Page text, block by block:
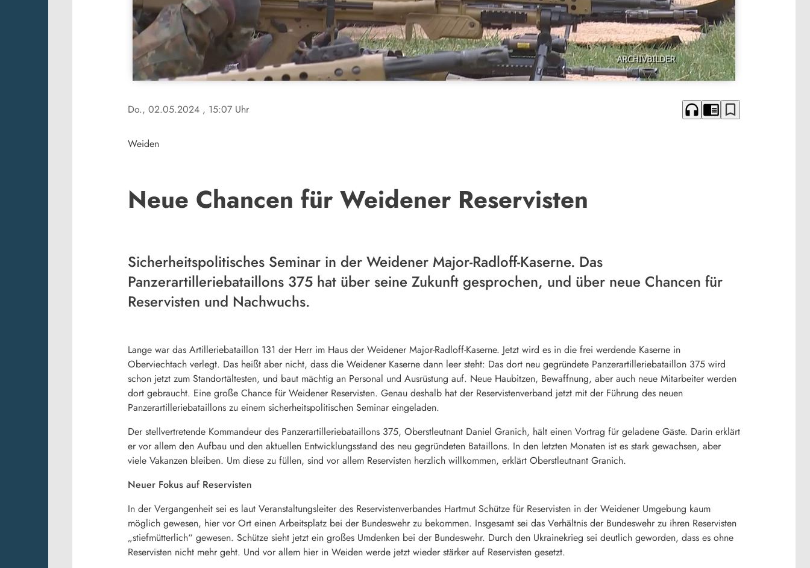
Do., 02.05.2024 , 15:07 Uhr headphones chrome_reader_mode bookmark_border
Weiden
Neue Chancen für Weidener Reservisten
Sicherheitspolitisches Seminar in der Weidener Major-Radloff-Kaserne. Das
Panzerartilleriebataillons 375 hat über seine Zukunft gesprochen, und über neue Chancen für
Reservisten und Nachwuchs.
Lange war das Artilleriebataillon 131 der Herr im Haus der Weidener Major-Radloff-Kaserne. Jetzt wird es in die frei werdende Kaserne in
Oberviechtach verlegt. Das heißt aber nicht, dass die Weidener Kaserne dann leer steht: Das dort neu gegründete Panzerartilleriebataillon 375 wird
schon jetzt zum Standortältesten, und baut mächtig an Personal und Ausrüstung auf. Neue Haubitzen, Bewaffnung, aber auch neue Mitarbeiter werden
dort gebraucht. Eine große Chance für Weidener Reservisten. Genau deshalb hat der Reservistenverband jetzt mit der Führung des neuen
Panzerartilleriebataillons zu einem sicherheitspolitischen Seminar eingeladen.
Der stellvertretende Kommandeur des Panzerartilleriebataillons 375, Oberstleutnant Daniel Granich, hält einen Vortrag für geladene Gäste. Darin erklärt
er vor allem den Aufbau und den aktuellen Entwicklungsstand des neu gegründeten Bataillons. In den letzten Monaten ist es stark gewachsen, aber
viele Vakanzen bleiben. Um diese zu füllen, sind vor allem Reservisten herzlich willkommen, erklärt Oberstleutnant Granich.
Neuer Fokus auf Reservisten
In der Vergangenheit sei es laut Veranstaltungsleiter des Reservistenverbandes Hartmut Schütze für Reservisten in der Weidener Umgebung kaum
möglich gewesen, hier vor Ort einen Arbeitsplatz bei der Bundeswehr zu bekommen. Insgesamt sei das Verhältnis der Bundeswehr zu ihren Reservisten
„stiefmütterlich“ gewesen. Schütze sieht jetzt ein großes Umdenken bei der Bundeswehr. Durch den Ukrainekrieg sei deutlich geworden, dass es ohne
Reservisten nicht mehr geht. Und vor allem hier in Weiden werde jetzt wieder stärker auf Reservisten gesetzt.